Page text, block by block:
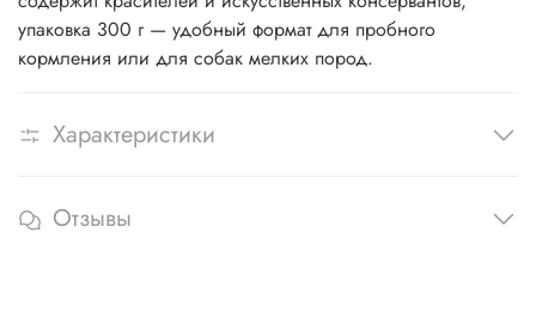
упаковка 300 г — удобный формат для пробного
кормления или для собак мелких пород.
Характеристики
Отзывы